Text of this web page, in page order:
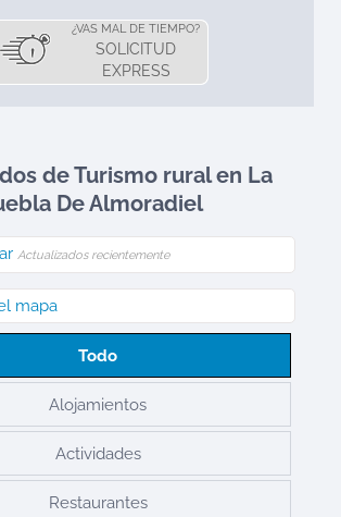
¿VAS MAL DE TIEMPO?
SOLICITUD
EXPRESS
de Turismo rural en La
De Almoradiel
Actualizados recientemente
mapa
Todo
Alojamientos
Actividades
Restaurantes